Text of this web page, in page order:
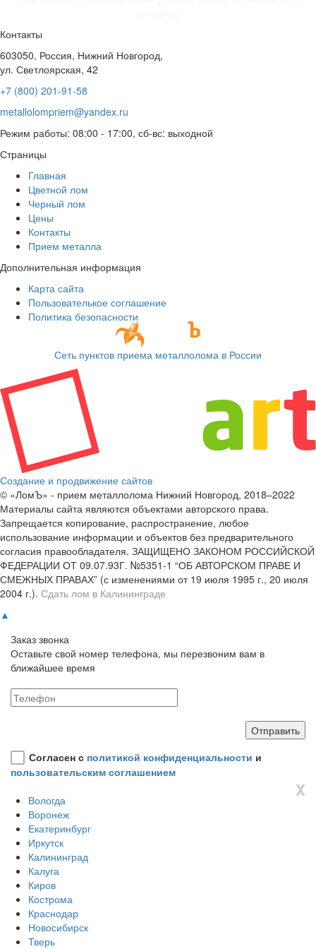
Контакты
603050, Россия, Нижний Новгород,
ул. Светлоярская, 42
+7 (800) 201-91-58
metallolompriem@yandex.ru
Режим работы: 08:00 - 17:00, сб-вс: выходной
Страницы
Главная
Цветной лом
Черный лом
Цены
Контакты
Прием металла
Дополнительная информация
Карта сайта
Пользователькое соглашение
Политика безопасности
Сеть пунктов приема металлолома в России
Создание и продвижение сайтов
© «ЛомЪ» - прием металлолома Нижний Новгород, 2018–2022
Материалы сайта являются объектами авторского права.
Запрещается копирование, распространение, любое
использование информации и объектов без предварительного
согласия правообладателя. ЗАЩИЩЕНО ЗАКОНОМ РОССИЙСКОЙ
ФЕДЕРАЦИИ ОТ 09.07.93Г. №5351-1 “ОБ АВТОРСКОМ ПРАВЕ И
СМЕЖНЫХ ПРАВАХ” (с изменениями от 19 июля 1995 г., 20 июля
2004 г.). Сдать лом в Калининграде
▲
Заказ звонка
Оставьте свой номер телефона, мы перезвоним вам в
ближайшее время
Согласен с политикой конфиденциальности и
пользовательским соглашением
X
Вологда
Воронеж
Екатеринбург
Иркутск
Калининград
Калуга
Киров
Кострома
Краснодар
Новосибирск
Тверь